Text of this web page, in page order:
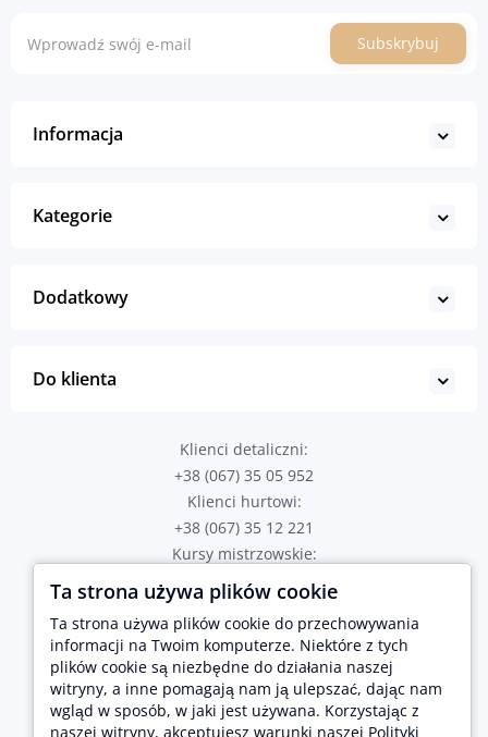
Subskrybuj
Informacja
Kategorie
Dodatkowy
Do klienta
Klienci detaliczni:
+38 (067) 35 05 952
Klienci hurtowi:
+38 (067) 35 12 221
Kursy mistrzowskie:
+38 (067) 82 43 723
Poproś o połączenie
Adres sklepu:
Tarnopol, ul. Hetmana Sahaidachnogo 2
Lwów, ul. Brativ Rohatyntsiv 17
Ta strona używa plików cookie
Ta strona używa plików cookie do przechowywania
informacji na Twoim komputerze. Niektóre z tych
plików cookie są niezbędne do działania naszej
witryny, a inne pomagają nam ją ulepszać, dając nam
wgląd w sposób, w jaki jest używana. Korzystając z
naszej witryny, akceptujesz warunki naszej Polityki